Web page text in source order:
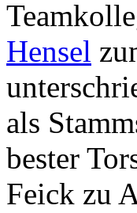
Hensel
als
bester
Feick zu